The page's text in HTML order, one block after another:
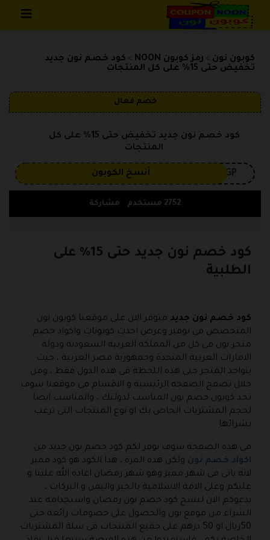
كوبون نون > رمز كوبون NOON > كود خصم نون جديد
تخفيض حتى 15% على كل المنتجات
خصم فعال
كود خصم نون جديد تخفيض حتى 15% على كل
المنتجات
3GP أنسخ الكوبون
2752 مستخدم مشاركة
كود خصم نون جديد حتى 15% على
الطلبية
كود خصم نون جديد متوفر الان على موقعنا كوبون نون
المتخصص فى توفير وعرض احدث كوبونات واكواد خصم
متجر نون فى كل من المملكة العربية السعودية ودولة
الامارات العربية المتحدة وجمهورية مصر العربية ، حيث
يتواجد المتجر جتى هذه اللحظة فى هذه الدول فقط ، ومن
خلال تصفح الصفحة الرئيسية و الاقسام فى موقعنا سوف
تجد كوبون خصم نون المناسب لدولتك ، والمناسب ايضا
لحجم المشتريات الخاص بك او نوع المنتجات التى ترغب
بشرائها .
فى هذه الصفحة سوف نوفر لكم كود خصم نون جديد من
اكواد خصم نون ولكن هذه المرة ، هذا الكود هو كود مميز
لانه ياتى فى شهر مميز وهو شهر رمضان اعاده الله علينا و
عليكم وعلى الامة الاسلامية بالخير واليمن و البركات ،
ندعوكم الان لنسخ كود خصم نون رمضان واستخدامه عند
الشراء من موقع نون والحصول على خصومات رائعة حتى
50ريال او 50 درهم على جميع المنتجات فى سلة المشتريات